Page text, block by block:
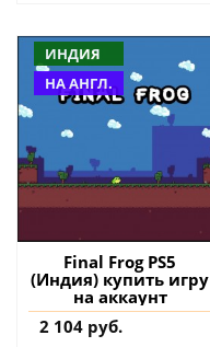
ИНДИЯ
НА АНГЛ.
Final Frog PS5
(Индия) купить игру
на аккаунт
2 104 руб.